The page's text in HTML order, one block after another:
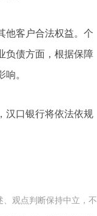
他客户合法权益。个
负债方面，根据保障
。
汉口银行将依法依规
、观点判断保持中立，不